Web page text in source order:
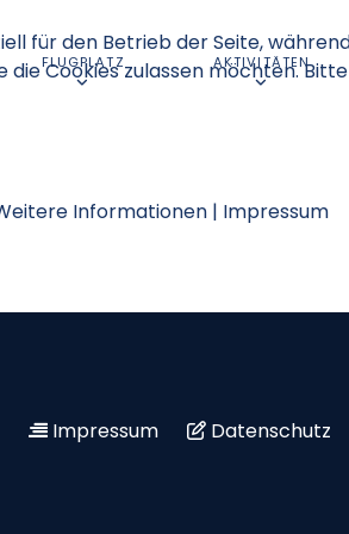
FLUGPLATZ AKTIVITÄTEN
Impressum Datenschutz
für den Betrieb der Seite,
Cookies zulassen möchten.
Informationen | Impressum